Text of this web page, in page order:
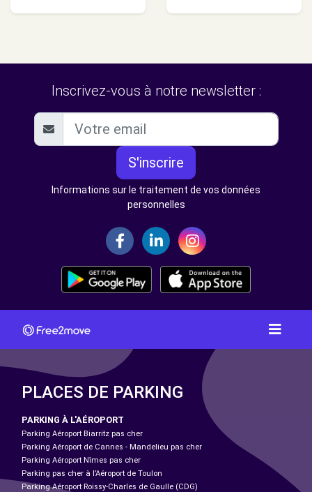
Inscrivez-vous à notre newsletter :
S'inscrire
Informations sur le traitement de vos données
personnelles
PLACES DE PARKING
PARKING À L'AÉROPORT
Parking Aéroport Biarritz pas cher
Parking Aéroport de Cannes - Mandelieu pas cher
Parking Aéroport Nîmes pas cher
Parking pas cher à l’Aéroport de Toulon
Parking Aéroport Roissy-Charles de Gaulle (CDG)